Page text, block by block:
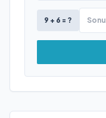
9 + 6 = ?